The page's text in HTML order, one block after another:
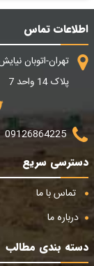
اطلاعات تماس
تهران-اتوبان
پلاک 14 واحد 7
09126864225
دسترسی سریع
تماس با ما
درباره ما
دسته بندی مطالب